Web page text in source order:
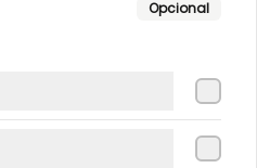
Opcional